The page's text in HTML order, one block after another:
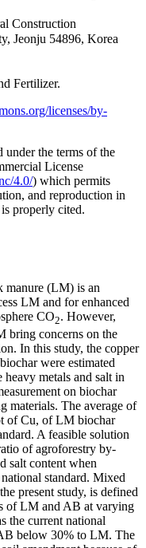
Construction
Jeonju 54896, Korea
Fertilizer.
licenses/by-
under the terms of the
License
4.0/) which permits
and reproduction in
properly cited.
manure (LM) is an
LM and for enhanced
CO2. However,
bring concerns on the
In this study, the copper
were estimated
metals and salt in
on biochar
materials. The average of
of Cu, of LM biochar
A feasible solution
of agroforestry by-
salt content when
standard. Mixed
present study, is defined
of LM and AB at varying
the current national
below 30% to LM. The